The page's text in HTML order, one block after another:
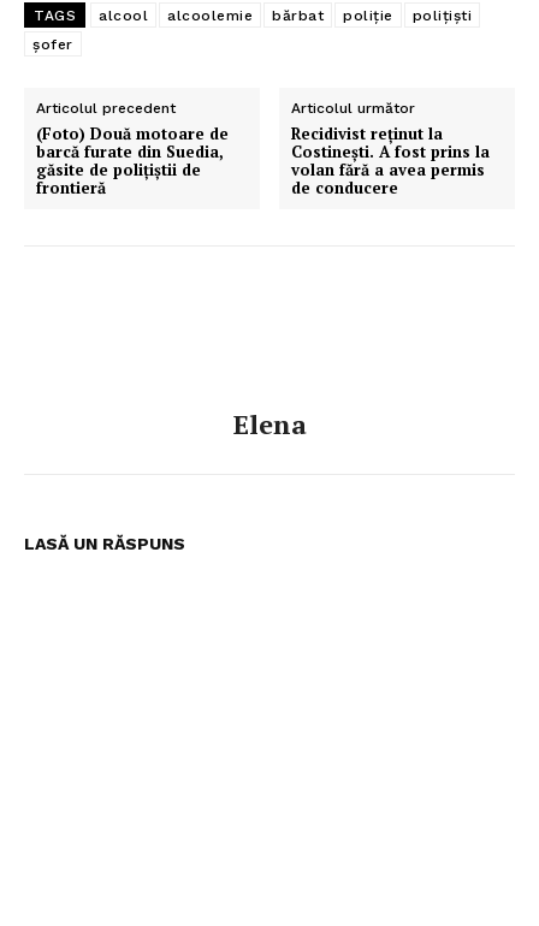
Pentru și mai mult conținut
TAGS alcool alcoolemie bărbat poliție
polițiști
șofer
Articolul precedent
(Foto) Două motoare de
barcă furate din Suedia,
găsite de polițiștii de
frontieră
Articolul următor
Recidivist reținut la
Costinești. A fost prins la
volan fără a avea permis
de conducere
Elena
LASĂ UN RĂSPUNS